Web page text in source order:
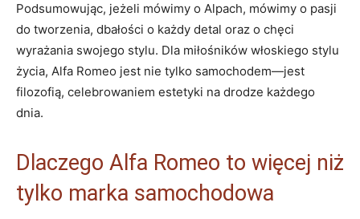
Podsumowując, jeżeli mówimy o Alpach, mówimy o pasji
do ‍tworzenia, dbałości o każdy detal oraz o chęci ​
wyrażania swojego stylu. Dla miłośników włoskiego⁤ stylu
życia, Alfa Romeo jest nie ⁢tylko samochodem—jest
filozofią, ⁤celebrowaniem estetyki na drodze każdego
dnia.
Dlaczego Alfa Romeo to więcej niż
tylko‌ marka samochodowa